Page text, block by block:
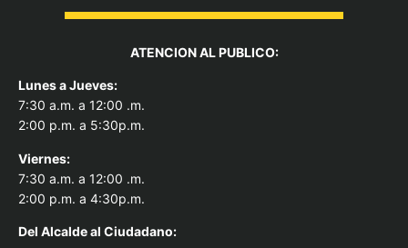
ATENCION AL PUBLICO:
Lunes a Jueves:
7:30 a.m. a 12:00 .m.
2:00 p.m. a 5:30p.m.
Viernes:
7:30 a.m. a 12:00 .m.
2:00 p.m. a 4:30p.m.
Del Alcalde al Ciudadano: